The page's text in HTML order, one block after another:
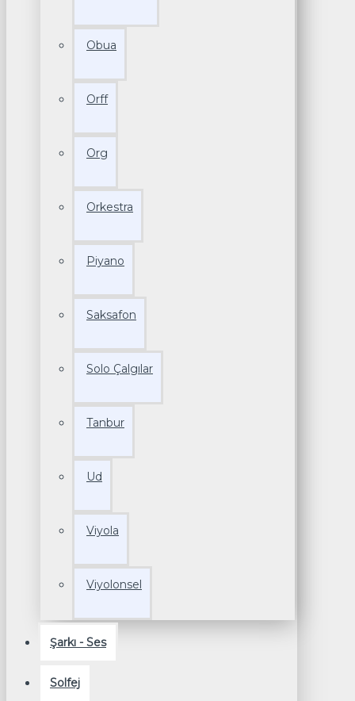
Obua
Orff
Org
Orkestra
Piyano
Saksafon
Solo Çalgılar
Tanbur
Ud
Viyola
Viyolonsel
Şarkı - Ses
Solfej